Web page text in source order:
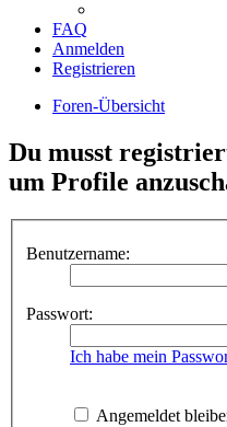
FAQ
Anmelden
Registrieren
Foren-Übersicht
Du musst
um Profile
Benutzername:
Passwort:
Ich habe mein
Angemeldet